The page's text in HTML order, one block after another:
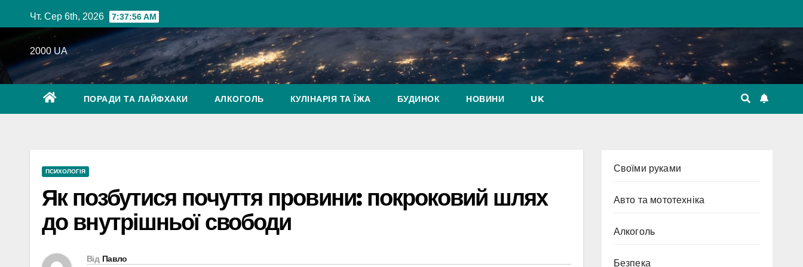
до
Чт. Сер 6th, 2026 7:37:57 AM
2000 UA
ПОРАДИ ТА ЛАЙФХАКИ АЛКОГОЛЬ КУЛІНАРІЯ ТА ЇЖА БУДИНОК НОВИНИ UK
ПСИХОЛОГІЯ
Як позбутися почуття провини: покроковий шлях
до внутрішньої свободи
Від Павло
Cвоїми руками
Авто та мототехніка
Алкоголь
Безпека